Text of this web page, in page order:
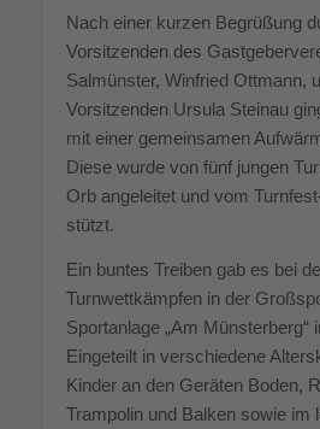
Nach einer kurzen Begrüßung
Vorsitzenden des
Salmünster, Winfried Ottmann,
Vorsitzenden Ursula Steinau
mit einer gemeinsamen
Diese wurde von fünf jungen
Orb angeleitet und vom
stützt.
Ein buntes Treiben gab es bei
Turnwettkämpfen in der
Sportanlage „Am Münsterberg“
Eingeteilt in verschiedene
Kinder an den Geräten Boden,
Trampolin und Balken sowie im